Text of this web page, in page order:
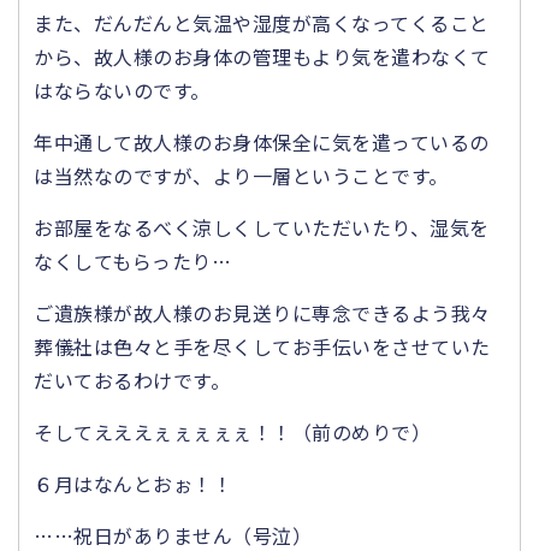
また、だんだんと気温や湿度が高くなってくること
から、故人様のお身体の管理もより気を遣わなくて
はならないのです。
年中通して故人様のお身体保全に気を遣っているの
は当然なのですが、より一層ということです。
お部屋をなるべく涼しくしていただいたり、湿気を
なくしてもらったり…
ご遺族様が故人様のお見送りに専念できるよう我々
葬儀社は色々と手を尽くしてお手伝いをさせていた
だいておるわけです。
そしてえええぇぇぇぇぇ！！（前のめりで）
６月はなんとおぉ！！
……祝日がありません（号泣）